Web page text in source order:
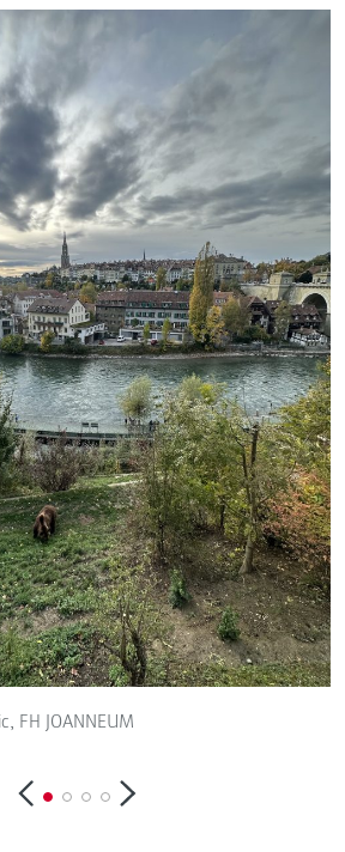
FH JOANNEUM